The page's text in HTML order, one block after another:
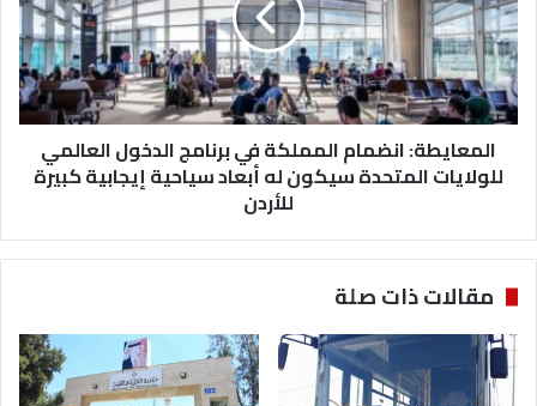
ت
ه
ل
ا
ك
م
ن
ة
ا
ا
ي
ط
ة
:
ا
ا
م
م
المعايطة: انضمام المملكة في برنامج الدخول العالمي
للولايات المتحدة سيكون له أبعاد سياحية إيجابية كبيرة
للأردن
مقالات ذات صلة